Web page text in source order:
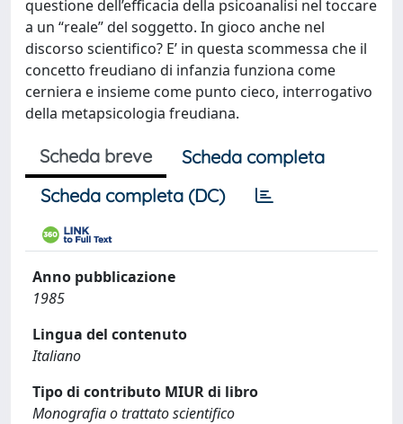
questione dell’efficacia della psicoanalisi nel toccare
a un “reale” del soggetto. In gioco anche nel
discorso scientifico? E’ in questa scommessa che il
concetto freudiano di infanzia funziona come
cerniera e insieme come punto cieco, interrogativo
della metapsicologia freudiana.
Scheda breve
Scheda completa
Scheda completa (DC)
Anno pubblicazione
1985
Lingua del contenuto
Italiano
Tipo di contributo MIUR di libro
Monografia o trattato scientifico